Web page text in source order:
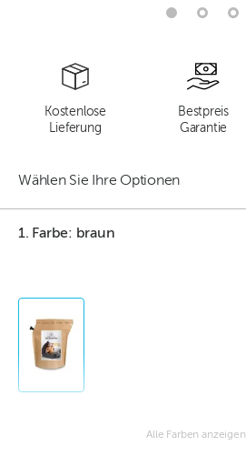
Kostenlose
Lieferung
Bestpreis
Garantie
Wählen Sie Ihre Optionen
1. Farbe: braun
Alle Farben anzeigen